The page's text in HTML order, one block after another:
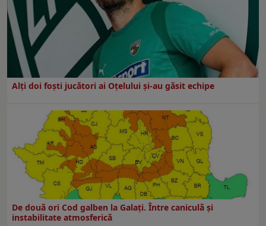
Alți doi foști jucători ai Oțelului și-au găsit echipe
De două ori Cod galben la Galaţi. Între caniculă şi
instabilitate atmosferică